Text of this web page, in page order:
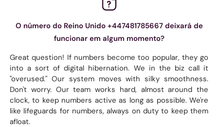
O número do Reino Unido +447481785667 deixará de
funcionar em algum momento?
Great question! If numbers become too popular, they go
into a sort of digital hibernation. We in the biz call it
"overused." Our system moves with silky smoothness.
Don't worry. Our team works hard, almost around the
clock, to keep numbers active as long as possible. We're
like lifeguards for numbers, always on duty to keep them
afloat.